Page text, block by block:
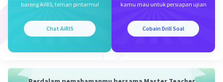
bareng AiRIS, teman pintarmu!
Chat AiRIS
kamu mau untuk persiapan ujian
Cobain Drill Soal